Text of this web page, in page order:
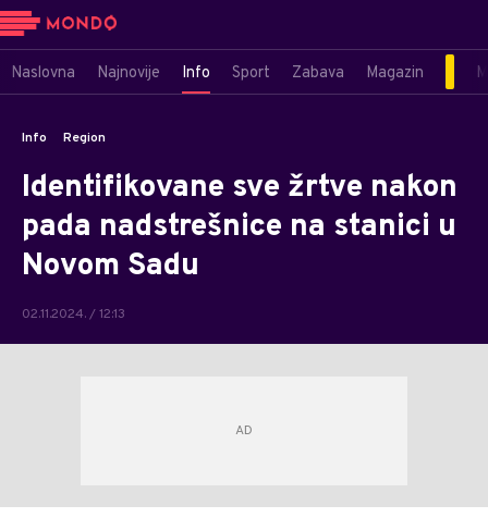
Naslovna Najnovije Info Sport Zabava Magazin
Info Region
Identifikovane sve žrtve nakon
pada nadstrešnice na stanici u
Novom Sadu
02.11.2024. / 12:13